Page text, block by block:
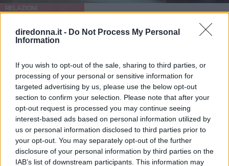
diredonna.it - Do Not Process My Personal
Information
If you wish to opt-out of the sale, sharing to third parties, or
processing of your personal or sensitive information for
targeted advertising by us, please use the below opt-out
section to confirm your selection. Please note that after your
opt-out request is processed you may continue seeing
interest-based ads based on personal information utilized by
us or personal information disclosed to third parties prior to
your opt-out. You may separately opt-out of the further
disclosure of your personal information by third parties on the
IAB’s list of downstream participants. This information may
RELAZIONI
Come sostenere il proprio uomo
uomo e gli sta vicino in ogni situazione: se siete in
difficoltà, seguite i nostri consigli.
LAURA FRIGERIO